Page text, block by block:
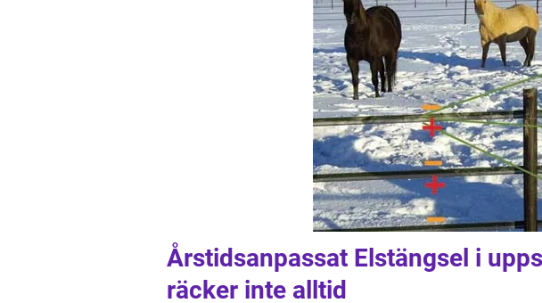
Årstidsanpassat Elstängsel i
räcker inte alltid